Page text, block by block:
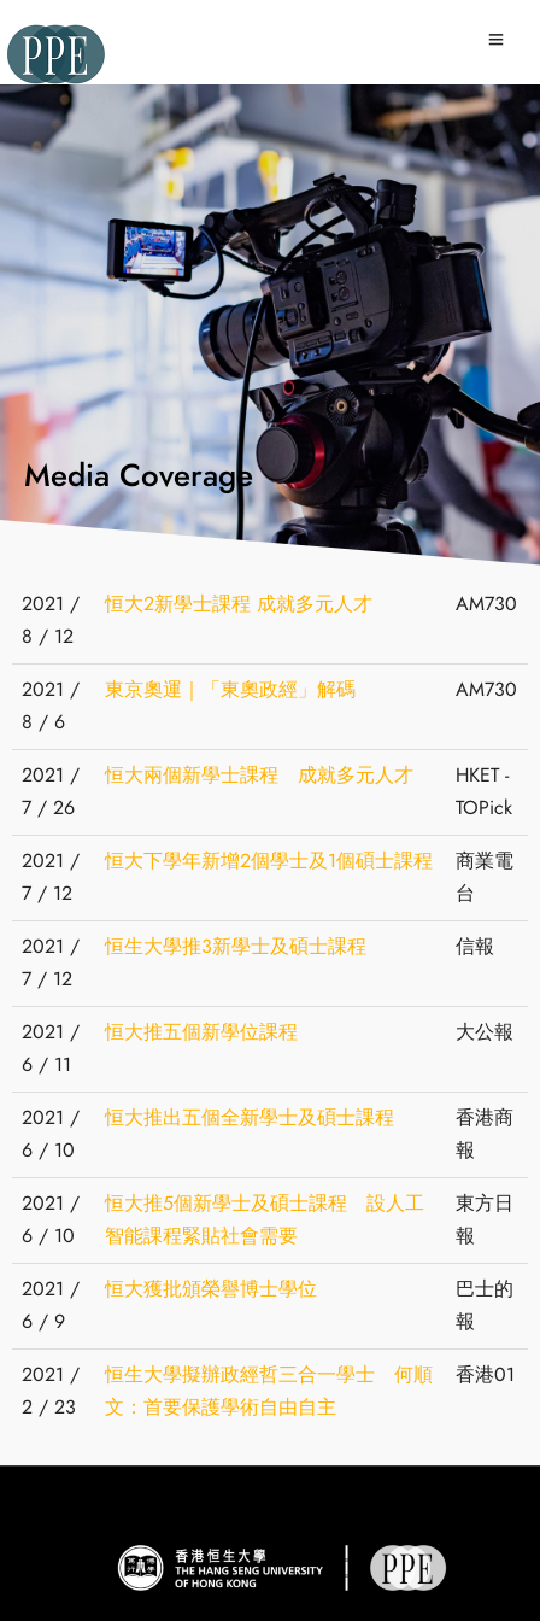
Media Coverage
2021 /
8 / 12
恒大2新學士課程 成就多元人才 AM730
2021 /
8 / 6
東京奧運｜「東奧政經」解碼 AM730
2021 /
7 / 26
恒大兩個新學士課程 成就多元人才
HKET -
TOPick
2021 /
7 / 12
恒大下學年新增2個學士及1個碩士課程
商業電
台
2021 /
7 / 12
恒生大學推3新學士及碩士課程 信報
2021 /
6 / 11
恒大推五個新學位課程 大公報
2021 /
6 / 10
恒大推出五個全新學士及碩士課程
香港商
報
2021 /
6 / 10
恒大推5個新學士及碩士課程 設人工
智能課程緊貼社會需要
東方日
報
2021 /
6 / 9
恒大獲批頒榮譽博士學位
巴士的
報
2021 /
2 / 23
恒生大學擬辦政經哲三合一學士 何順
文：首要保護學術自由自主
香港01